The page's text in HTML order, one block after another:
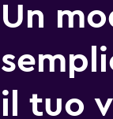
Un
il tuo